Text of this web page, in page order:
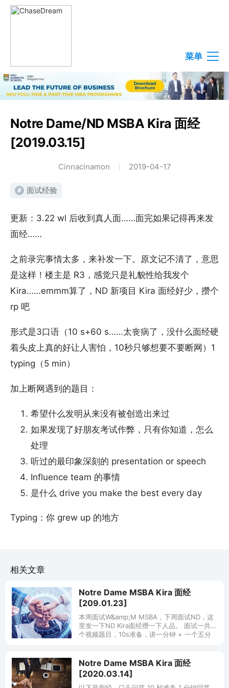
菜单
Notre Dame/ND MSBA Kira 面经
[2019.03.15]
Cinnacinamon 2019-04-17
# 面试经验
更新：3.22 wl 后收到真人面……面完如果记得再来发
面经……
之前录完事情太多，来补发一下。原文记不清了，意思
是这样！楼主是 R3，感觉只是礼貌性给我发个
Kira……emmm算了，ND 新项目 Kira 面经好少，攒个
rp 吧
形式是3口语（10 s+60 s……太丧病了，没什么面经硬
着头皮上真的好让人害怕，10秒只够想要不要断网）1
typing（5 min）
加上断网遇到的题目：
希望什么发明从来没有被创造出来过
如果发现了好朋友考试作弊，只有你知道，怎么
处理
听过的最印象深刻的 presentation or speech
Influence team 的事情
是什么 drive you make the best every day
Typing：你 grew up 的地方
相关文章
Notre Dame MSBA Kira 面经
[209.01.23]
本周面试W&amp;M MSBA，下周面试ND，这
里发一下ND Kira面经攒一下人品。 面试一共三
个视频题目，10s准备，讲一分钟 + 一个五分
Notre Dame MSBA Kira 面经
[2020.03.14]